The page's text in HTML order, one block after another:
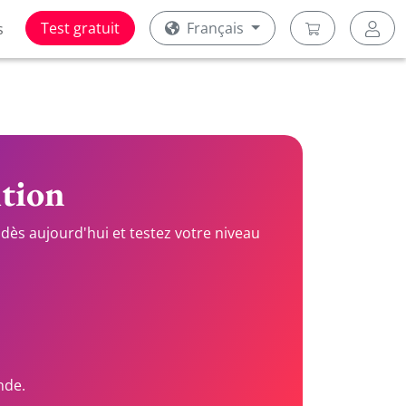
Test gratuit Français
aujourd'hui et testez votre niveau